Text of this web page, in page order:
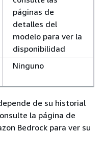
páginas de
detalles del
modelo para ver la
disponibilidad
Ninguno
de su historial
la página de
Bedrock para ver su